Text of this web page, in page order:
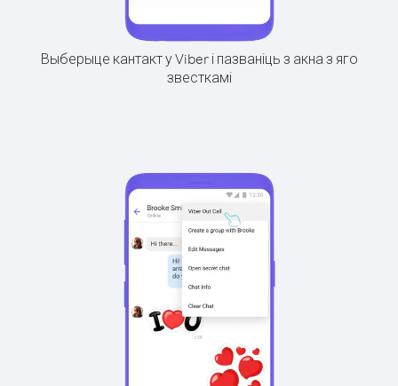
Выберыце кантакт у Viber і пазваніць з акна з яго
звесткамі